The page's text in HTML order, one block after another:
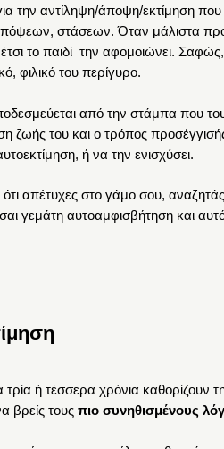
την αντίληψη/άποψη/εκτίμηση
στάσεων. Όταν μάλιστα
το παιδί την αφομοιώνει.
φιλικό του περίγυρο.
από την στάμπα που
ζωής του και ο τρόπος
ή να την ενισχύσει.
απέτυχες στο γάμο σου,
γεμάτη αυτοαμφισβήτηση και
τρία ή τέσσερα χρόνια
βρείς τουςπιο συνηθισμένους